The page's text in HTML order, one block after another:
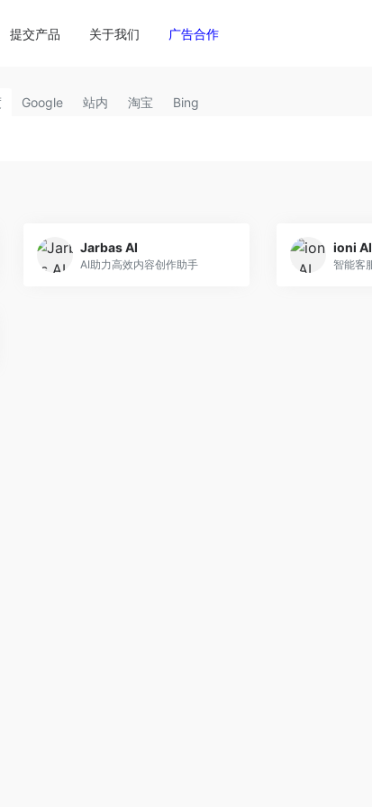
提交产品 关于我们 广告合作
Google 站内 淘宝 Bing
Jarbas AI
AI助力高效内容创作助手
ioni AI